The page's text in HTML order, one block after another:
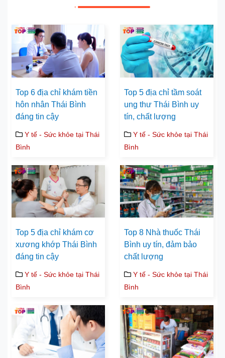
Top 6 địa chỉ khám tiền
hôn nhân Thái Bình
đáng tin cậy
Y tế - Sức khỏe tại Thái
Bình
Top 5 địa chỉ tầm soát
ung thư Thái Bình uy
tín, chất lượng
Y tế - Sức khỏe tại Thái
Bình
Top 5 địa chỉ khám cơ
xương khớp Thái Bình
đáng tin cậy
Y tế - Sức khỏe tại Thái
Bình
Top 8 Nhà thuốc Thái
Bình uy tín, đảm bảo
chất lượng
Y tế - Sức khỏe tại Thái
Bình